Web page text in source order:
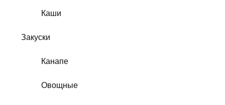
Каши
Закуски
Канапе
Овощные